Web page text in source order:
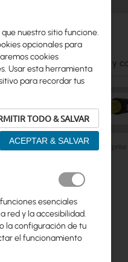
Antenas Cables y
Ubiquiti
al
de
la
galería
de
nuestro sitio funcione.
opcionales para
cookies
Usar esta herramienta
para recordar tus
TODO & SALVAR
ACEPTAR & SALVAR
esenciales
red y la accesibilidad.
la configuración de tu
el funcionamiento